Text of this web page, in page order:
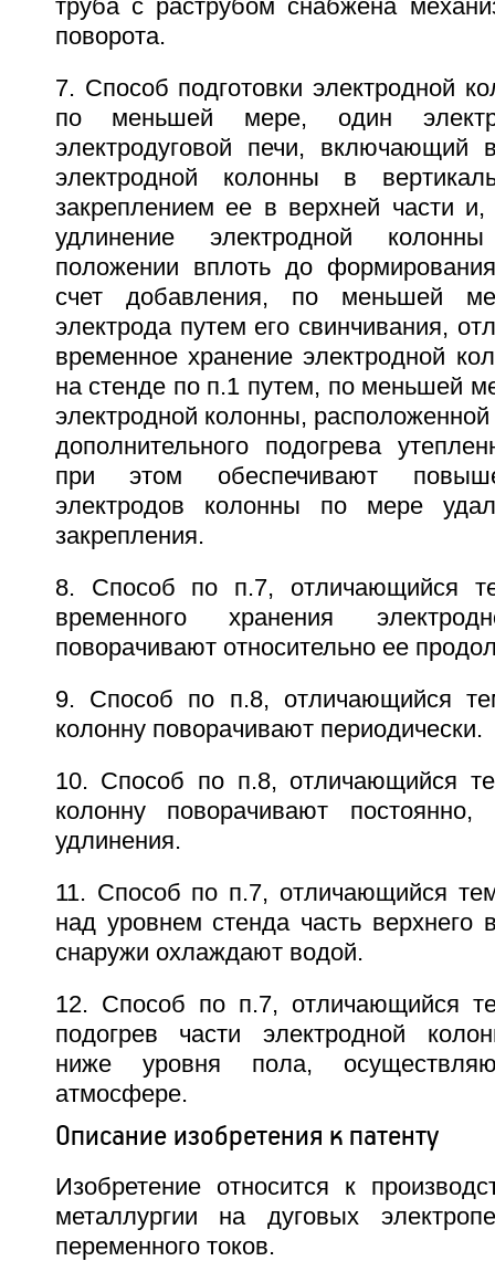
труба с раструбом снабжена
поворота.
7. Способ подготовки электродной
по меньшей мере, один
электродуговой печи, включающий
электродной колонны в
закреплением ее в верхней части и,
удлинение электродной
положении вплоть до
счет добавления, по меньшей
электрода путем его свинчивания,
временное хранение электродной
на стенде по п.1 путем, по меньшей
электродной колонны,
дополнительного подогрева
при этом обеспечивают
электродов колонны по мере
закрепления.
8. Способ по п.7, отличающийся
временного хранения
поворачивают относительно ее
9. Способ по п.8, отличающийся
колонну поворачивают периодически.
10. Способ по п.8, отличающийся
колонну поворачивают
удлинения.
11. Способ по п.7, отличающийся
над уровнем стенда часть верхнего
снаружи охлаждают водой.
12. Способ по п.7, отличающийся
подогрев части электродной
ниже уровня пола,
атмосфере.
Описание изобретения к патенту
Изобретение относится к
металлургии на дуговых
переменного токов.